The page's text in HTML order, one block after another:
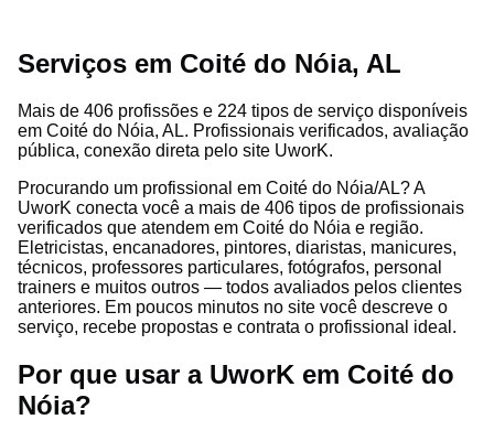
Serviços em Coité do Nóia, AL
Mais de 406 profissões e 224 tipos de serviço disponíveis
em Coité do Nóia, AL. Profissionais verificados, avaliação
pública, conexão direta pelo site UworK.
Procurando um profissional em Coité do Nóia/AL? A
UworK conecta você a mais de 406 tipos de profissionais
verificados que atendem em Coité do Nóia e região.
Eletricistas, encanadores, pintores, diaristas, manicures,
técnicos, professores particulares, fotógrafos, personal
trainers e muitos outros — todos avaliados pelos clientes
anteriores. Em poucos minutos no site você descreve o
serviço, recebe propostas e contrata o profissional ideal.
Por que usar a UworK em Coité do
Nóia?